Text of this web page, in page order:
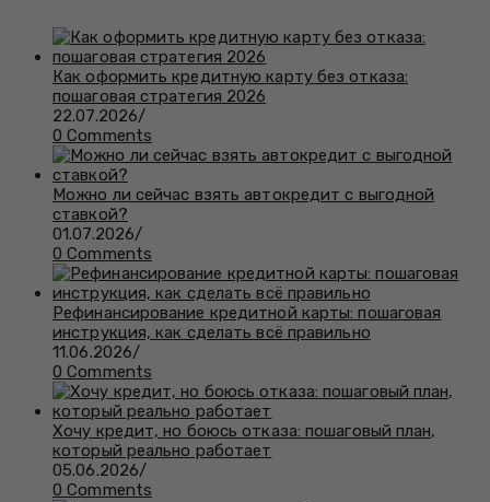
Как оформить кредитную карту без отказа:
пошаговая стратегия 2026
22.07.2026/
0 Comments
Можно ли сейчас взять автокредит с выгодной
ставкой?
01.07.2026/
0 Comments
Рефинансирование кредитной карты: пошаговая
инструкция, как сделать всё правильно
11.06.2026/
0 Comments
Хочу кредит, но боюсь отказа: пошаговый план,
который реально работает
05.06.2026/
0 Comments